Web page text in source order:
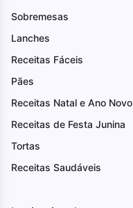
Sobremesas
Lanches
Receitas Fáceis
Pães
Receitas Natal e Ano Novo
Receitas de Festa Junina
Tortas
Receitas Saudáveis